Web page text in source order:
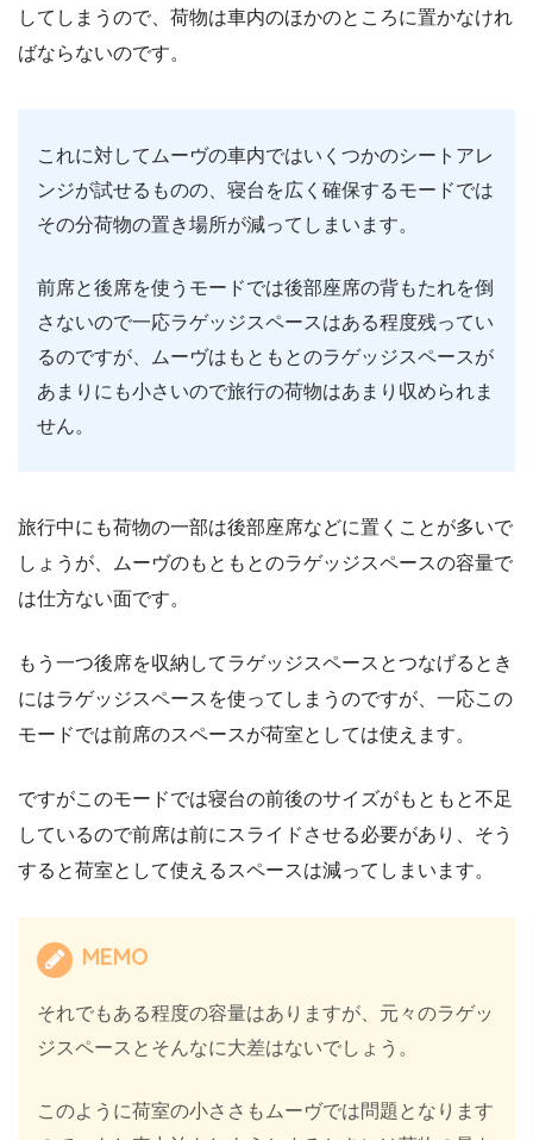
してしまうので、荷物は車内のほかのところに置かなけれ
ばならないのです。
これに対してムーヴの車内ではいくつかのシートアレ
ンジが試せるものの、寝台を広く確保するモードでは
その分荷物の置き場所が減ってしまいます。
前席と後席を使うモードでは後部座席の背もたれを倒
さないので一応ラゲッジスペースはある程度残ってい
るのですが、ムーヴはもともとのラゲッジスペースが
あまりにも小さいので旅行の荷物はあまり収められま
せん。
旅行中にも荷物の一部は後部座席などに置くことが多いで
しょうが、ムーヴのもともとのラゲッジスペースの容量で
は仕方ない面です。
もう一つ後席を収納してラゲッジスペースとつなげるとき
にはラゲッジスペースを使ってしまうのですが、一応この
モードでは前席のスペースが荷室としては使えます。
ですがこのモードでは寝台の前後のサイズがもともと不足
しているので前席は前にスライドさせる必要があり、そう
すると荷室として使えるスペースは減ってしまいます。
MEMO
それでもある程度の容量はありますが、元々のラゲッ
ジスペースとそんなに大差はないでしょう。
このように荷室の小ささもムーヴでは問題となります